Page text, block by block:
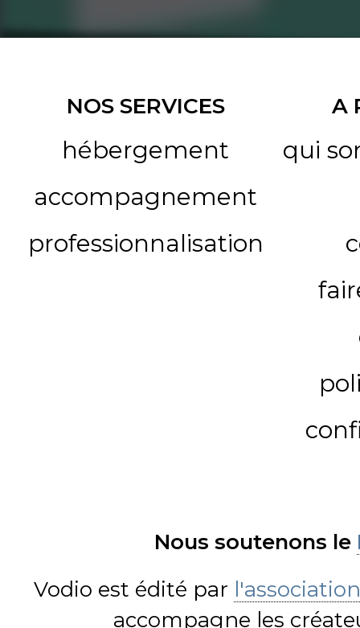
NOS SERVICES
hébergement
accompagnement
professionnalisation
A
qui